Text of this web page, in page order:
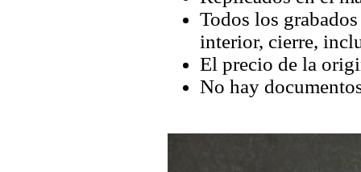
Todos los
interior, cierre,
El precio de la
No hay